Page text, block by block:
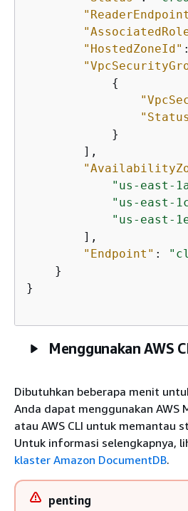
"HostedZoneId"
{
            }
        ],
"us-east-
"us-east-
"us-east-
        ],
"Endpoint" :
    }
}
Menggunakan AWS
Dibutuhkan beberapa menit
Anda dapat menggunakan AWS
atau AWS CLI untuk memantau
Untuk informasi selengkapnya,
klaster Amazon DocumentDB.
penting